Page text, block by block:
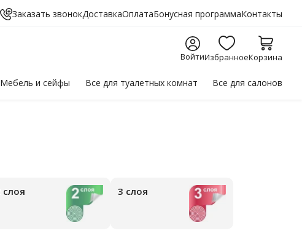
Заказать звонокДоставкаОплатаБонусная программаКонтакты
ВойтиИзбранноеКорзина
Мебельи сейфы Все для туалетных комнат Все для салонов
2 слоя 3 слоя